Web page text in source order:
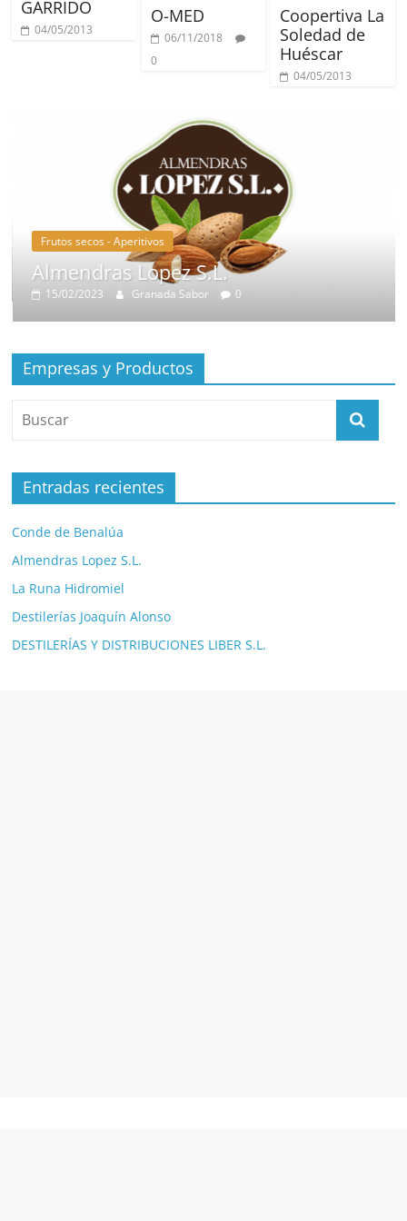
GARRIDO
04/05/2013
O-MED
06/11/2018
0
Coopertiva La
Soledad de
Huéscar
04/05/2013
Frutos secos - Aperitivos
Almendras Lopez S.L.
15/02/2023 Granada Sabor 0
Empresas y Productos
Entradas recientes
Conde de Benalúa
Almendras Lopez S.L.
La Runa Hidromiel
Destilerías Joaquín Alonso
DESTILERÍAS Y DISTRIBUCIONES LIBER S.L.